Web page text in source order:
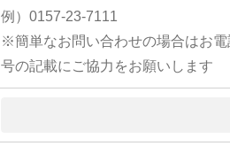
例）0157-23-7111
※簡単なお問い合わせの場合はお
号の記載にご協力をお願いします